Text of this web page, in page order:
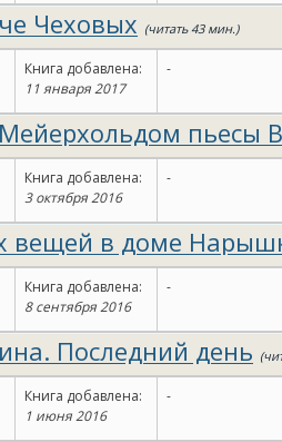
Чеховых (читать 43 мин.)
Книга добавлена:
11 января 2017
-
пьесы
51 мин.)
Книга добавлена:
3 октября 2016
-
вещей в доме
Книга добавлена:
8 сентября 2016
-
Последний день
Книга добавлена:
1 июня 2016
-